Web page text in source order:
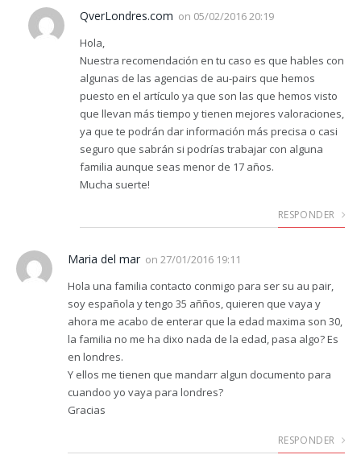
QverLondres.com on 05/02/2016 20:19
Hola,
Nuestra recomendación en tu caso es que hables con
algunas de las agencias de au-pairs que hemos
puesto en el artículo ya que son las que hemos visto
que llevan más tiempo y tienen mejores valoraciones,
ya que te podrán dar información más precisa o casi
seguro que sabrán si podrías trabajar con alguna
familia aunque seas menor de 17 años.
Mucha suerte!
RESPONDER
Maria del mar on 27/01/2016 19:11
Hola una familia contacto conmigo para ser su au pair,
soy española y tengo 35 añños, quieren que vaya y
ahora me acabo de enterar que la edad maxima son 30,
la familia no me ha dixo nada de la edad, pasa algo? Es
en londres.
Y ellos me tienen que mandarr algun documento para
cuandoo yo vaya para londres?
Gracias
RESPONDER